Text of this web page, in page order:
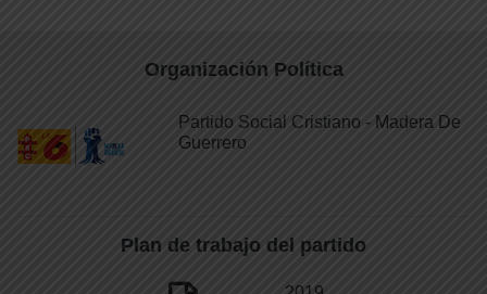
Organización Política
Partido Social Cristiano - Madera De
Guerrero
Plan de trabajo del partido